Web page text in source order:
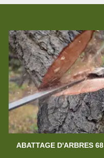
ABATTAGE D'ARBRES 68